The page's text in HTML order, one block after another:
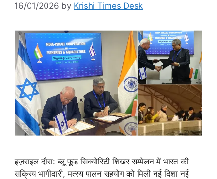
16/01/2026 by Krishi Times Desk
इज़राइल दौरा: ब्लू फूड सिक्योरिटी शिखर सम्मेलन में भारत की
सक्रिय भागीदारी, मत्स्य पालन सहयोग को मिली नई दिशा नई